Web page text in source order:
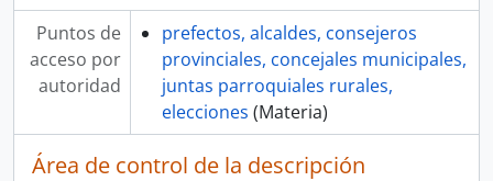
Puntos de
acceso por
autoridad
prefectos, alcaldes, consejeros
provinciales, concejales municipales,
juntas parroquiales rurales,
elecciones (Materia)
Área de control de la descripción